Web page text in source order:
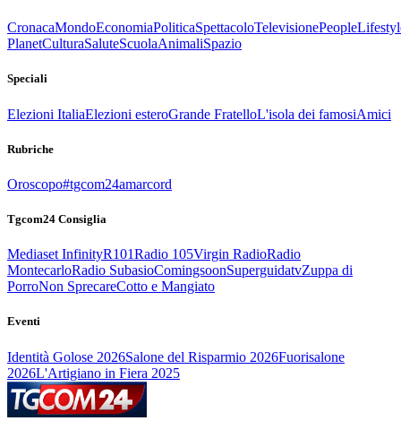
CronacaMondoEconomiaPoliticaSpettacoloTelevisionePeople
PlanetCulturaSaluteScuolaAnimaliSpazio
Speciali
Elezioni ItaliaElezioni esteroGrande FratelloL'isola dei famosiAmici
Rubriche
Oroscopo#tgcom24amarcord
Tgcom24 Consiglia
Mediaset InfinityR101Radio 105Virgin RadioRadio
MontecarloRadio SubasioComingsoonSuperguidatvZuppa di
PorroNon SprecareCotto e Mangiato
Eventi
Identità Golose 2026Salone del Risparmio 2026Fuorisalone
2026L'Artigiano in Fiera 2025